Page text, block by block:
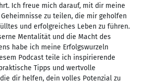
Ich freue mich darauf, mit dir meine
zu teilen, die mir geholfen
und erfolgreiches Leben zu führen.
Mentalität und die Macht des
habe ich meine Erfolgswurzeln
Podcast teile ich inspirierende
Tipps und wertvolle
dir helfen, dein volles Potenzial zu